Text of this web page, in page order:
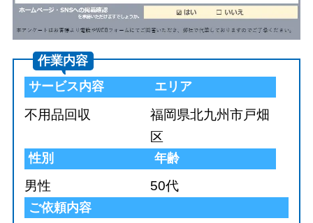
作業内容
サービス内容
不用品回収
エリア
福岡県北九州市戸畑
区
性別
男性
年齢
50代
ご依頼内容